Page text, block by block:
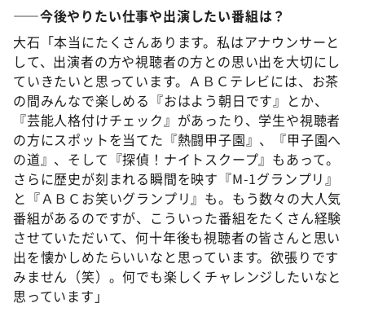
――今後やりたい仕事や出演したい番組は？
大石「本当にたくさんあります。私はアナウンサーと
して、出演者の方や視聴者の方との思い出を大切にし
ていきたいと思っています。ＡＢＣテレビには、お茶
の間みんなで楽しめる『おはよう朝日です』とか、
『芸能人格付けチェック』があったり、学生や視聴者
の方にスポットを当てた『熱闘甲子園』、『甲子園へ
の道』、そして『探偵！ナイトスクープ』もあって。
さらに歴史が刻まれる瞬間を映す『M-1グランプリ』
と『ＡＢＣお笑いグランプリ』も。もう数々の大人気
番組があるのですが、こういった番組をたくさん経験
させていただいて、何十年後も視聴者の皆さんと思い
出を懐かしめたらいいなと思っています。欲張りです
みません（笑）。何でも楽しくチャレンジしたいなと
思っています」